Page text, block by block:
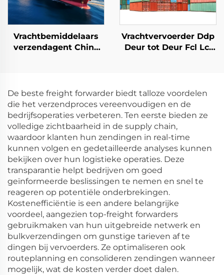
Vrachtbemiddelaars
verzendagent China
verzendtarieven
kosten
Vrachtvervoerder Ddp
Deur tot Deur Fcl Lcl
De beste freight forwarder biedt talloze voordelen
die het verzendproces vereenvoudigen en de
bedrijfsoperaties verbeteren. Ten eerste bieden ze
volledige zichtbaarheid in de supply chain,
waardoor klanten hun zendingen in real-time
kunnen volgen en gedetailleerde analyses kunnen
bekijken over hun logistieke operaties. Deze
transparantie helpt bedrijven om goed
geïnformeerde beslissingen te nemen en snel te
reageren op potentiële onderbrekingen.
Kostenefficiëntie is een andere belangrijke
voordeel, aangezien top-freight forwarders
gebruikmaken van hun uitgebreide netwerk en
bulkverzendingen om gunstige tarieven af te
dingen bij vervoerders. Ze optimaliseren ook
routeplanning en consolideren zendingen wanneer
mogelijk, wat de kosten verder doet dalen.